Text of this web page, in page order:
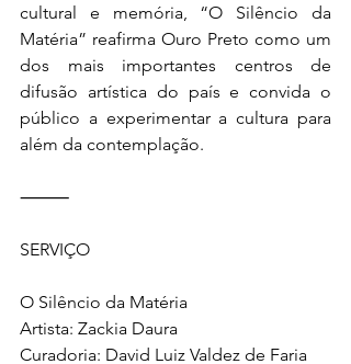
cultural e memória, “O Silêncio da
Matéria” reafirma Ouro Preto como um
dos mais importantes centros de
difusão artística do país e convida o
público a experimentar a cultura para
além da contemplação.
⸻
SERVIÇO
O Silêncio da Matéria
Artista: Zackia Daura
Curadoria: David Luiz Valdez de Faria